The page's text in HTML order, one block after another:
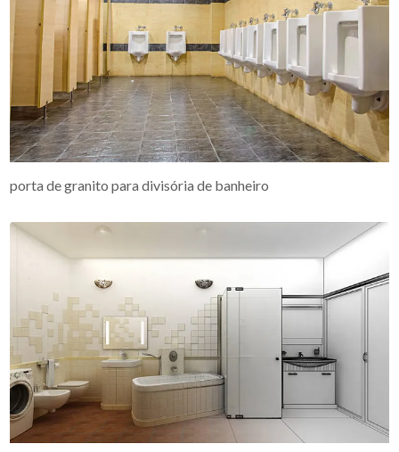
porta de granito para divisória de banheiro